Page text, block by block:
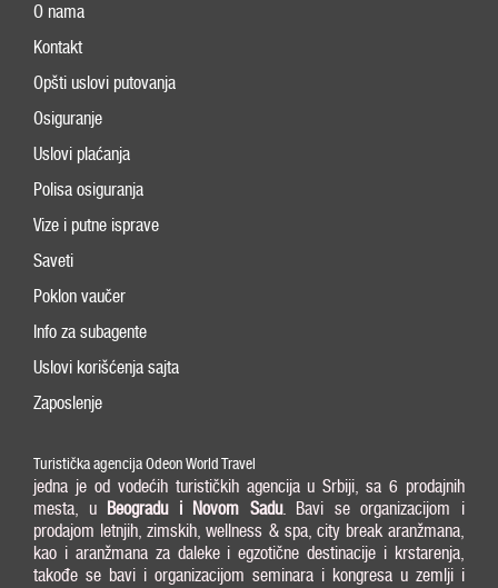
O nama
Kontakt
Opšti uslovi putovanja
Osiguranje
Uslovi plaćanja
Polisa osiguranja
Vize i putne isprave
Saveti
Poklon vaučer
Info za subagente
Uslovi korišćenja sajta
Zaposlenje
Turistička agencija Odeon World Travel
jedna je od vodećih turističkih agencija u Srbiji, sa 6 prodajnih
mesta, u Beogradu i Novom Sadu. Bavi se organizacijom i
prodajom letnjih, zimskih, wellness & spa, city break aranžmana,
kao i aranžmana za daleke i egzotične destinacije i krstarenja,
takođe se bavi i organizacijom seminara i kongresa u zemlji i